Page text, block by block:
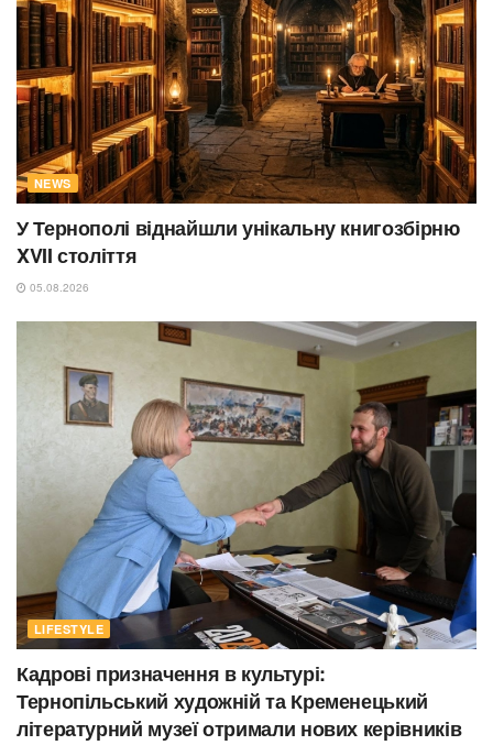
NEWS
У Тернополі віднайшли унікальну книгозбірню
XVII століття
05.08.2026
LIFESTYLE
Кадрові призначення в культурі:
Тернопільський художній та Кременецький
літературний музеї отримали нових керівників